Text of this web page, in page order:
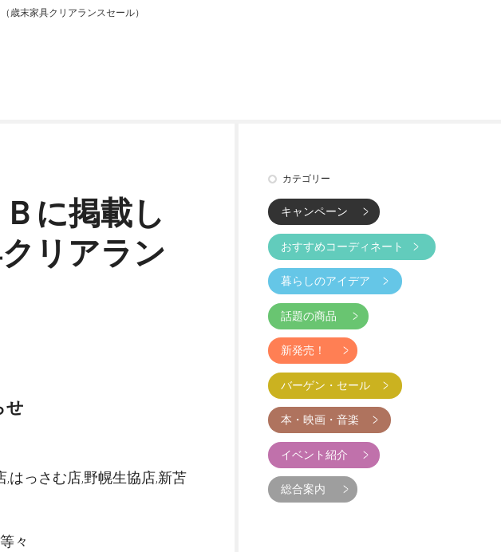
歳末家具クリアランスセール）
に掲載し
リアラン
せ
はっさむ店,野幌生協店,新苫
々
カテゴリー
キャンペーン
おすすめコーディネート
暮らしのアイデア
話題の商品
新発売！
バーゲン・セール
本・映画・音楽
イベント紹介
総合案内